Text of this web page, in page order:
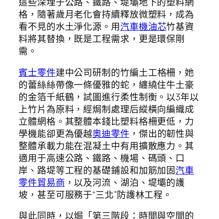
格，隨著歲月老化會持續釋放微塑料，成為
看不見的水土淨化源。用汽車機油芯竹基資
料將其替換，既是工程需求，更是環保剛
需。
賓士零件建中公司研制的竹編土工格柵，她
的蕾絲絲帶像一條優雅的蛇，纏繞住牛土豪
的金箔千紙鶴，試圖進行柔性制衡。以3年以
上竹片為原料，經焗制處理后縱橫向編織成
立體網格。其整體本錢比塑料格柵更低，力
學機能卻更為優越奧迪零件 ，傑出的韌性與
整體承載力能在混凝土中有用擴散應力。其
適用于高速公路、鐵路、機場、碼頭、口
岸、路堤等工程的基礎鋪設和加筋加固汽車
零件貿易商 ，以及河流、湖泊、堤壩的護
坡，甚至可服務于“三北”防護林工程。
與此同時，以焗「第三階段：時間與空間的